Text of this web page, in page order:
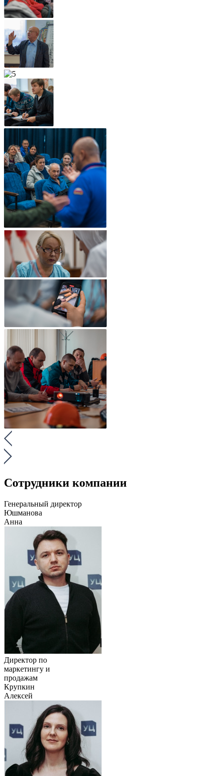
Сотрудники компании
Генеральный директор
Юшманова
Анна
Директор по
маркетингу и
продажам
Крупкин
Алексей